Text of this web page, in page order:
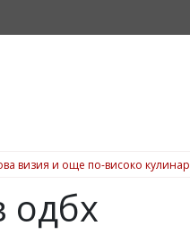
може да ви спечели вечеря
одбх